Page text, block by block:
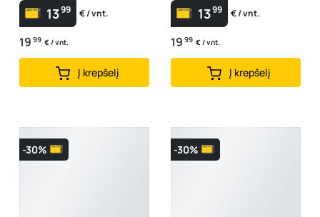
1399 € / vnt.
19 99 € / vnt.
Į krepšelį
1399 € / vnt.
19 99 € / vnt.
Į krepšelį
-30% -30%